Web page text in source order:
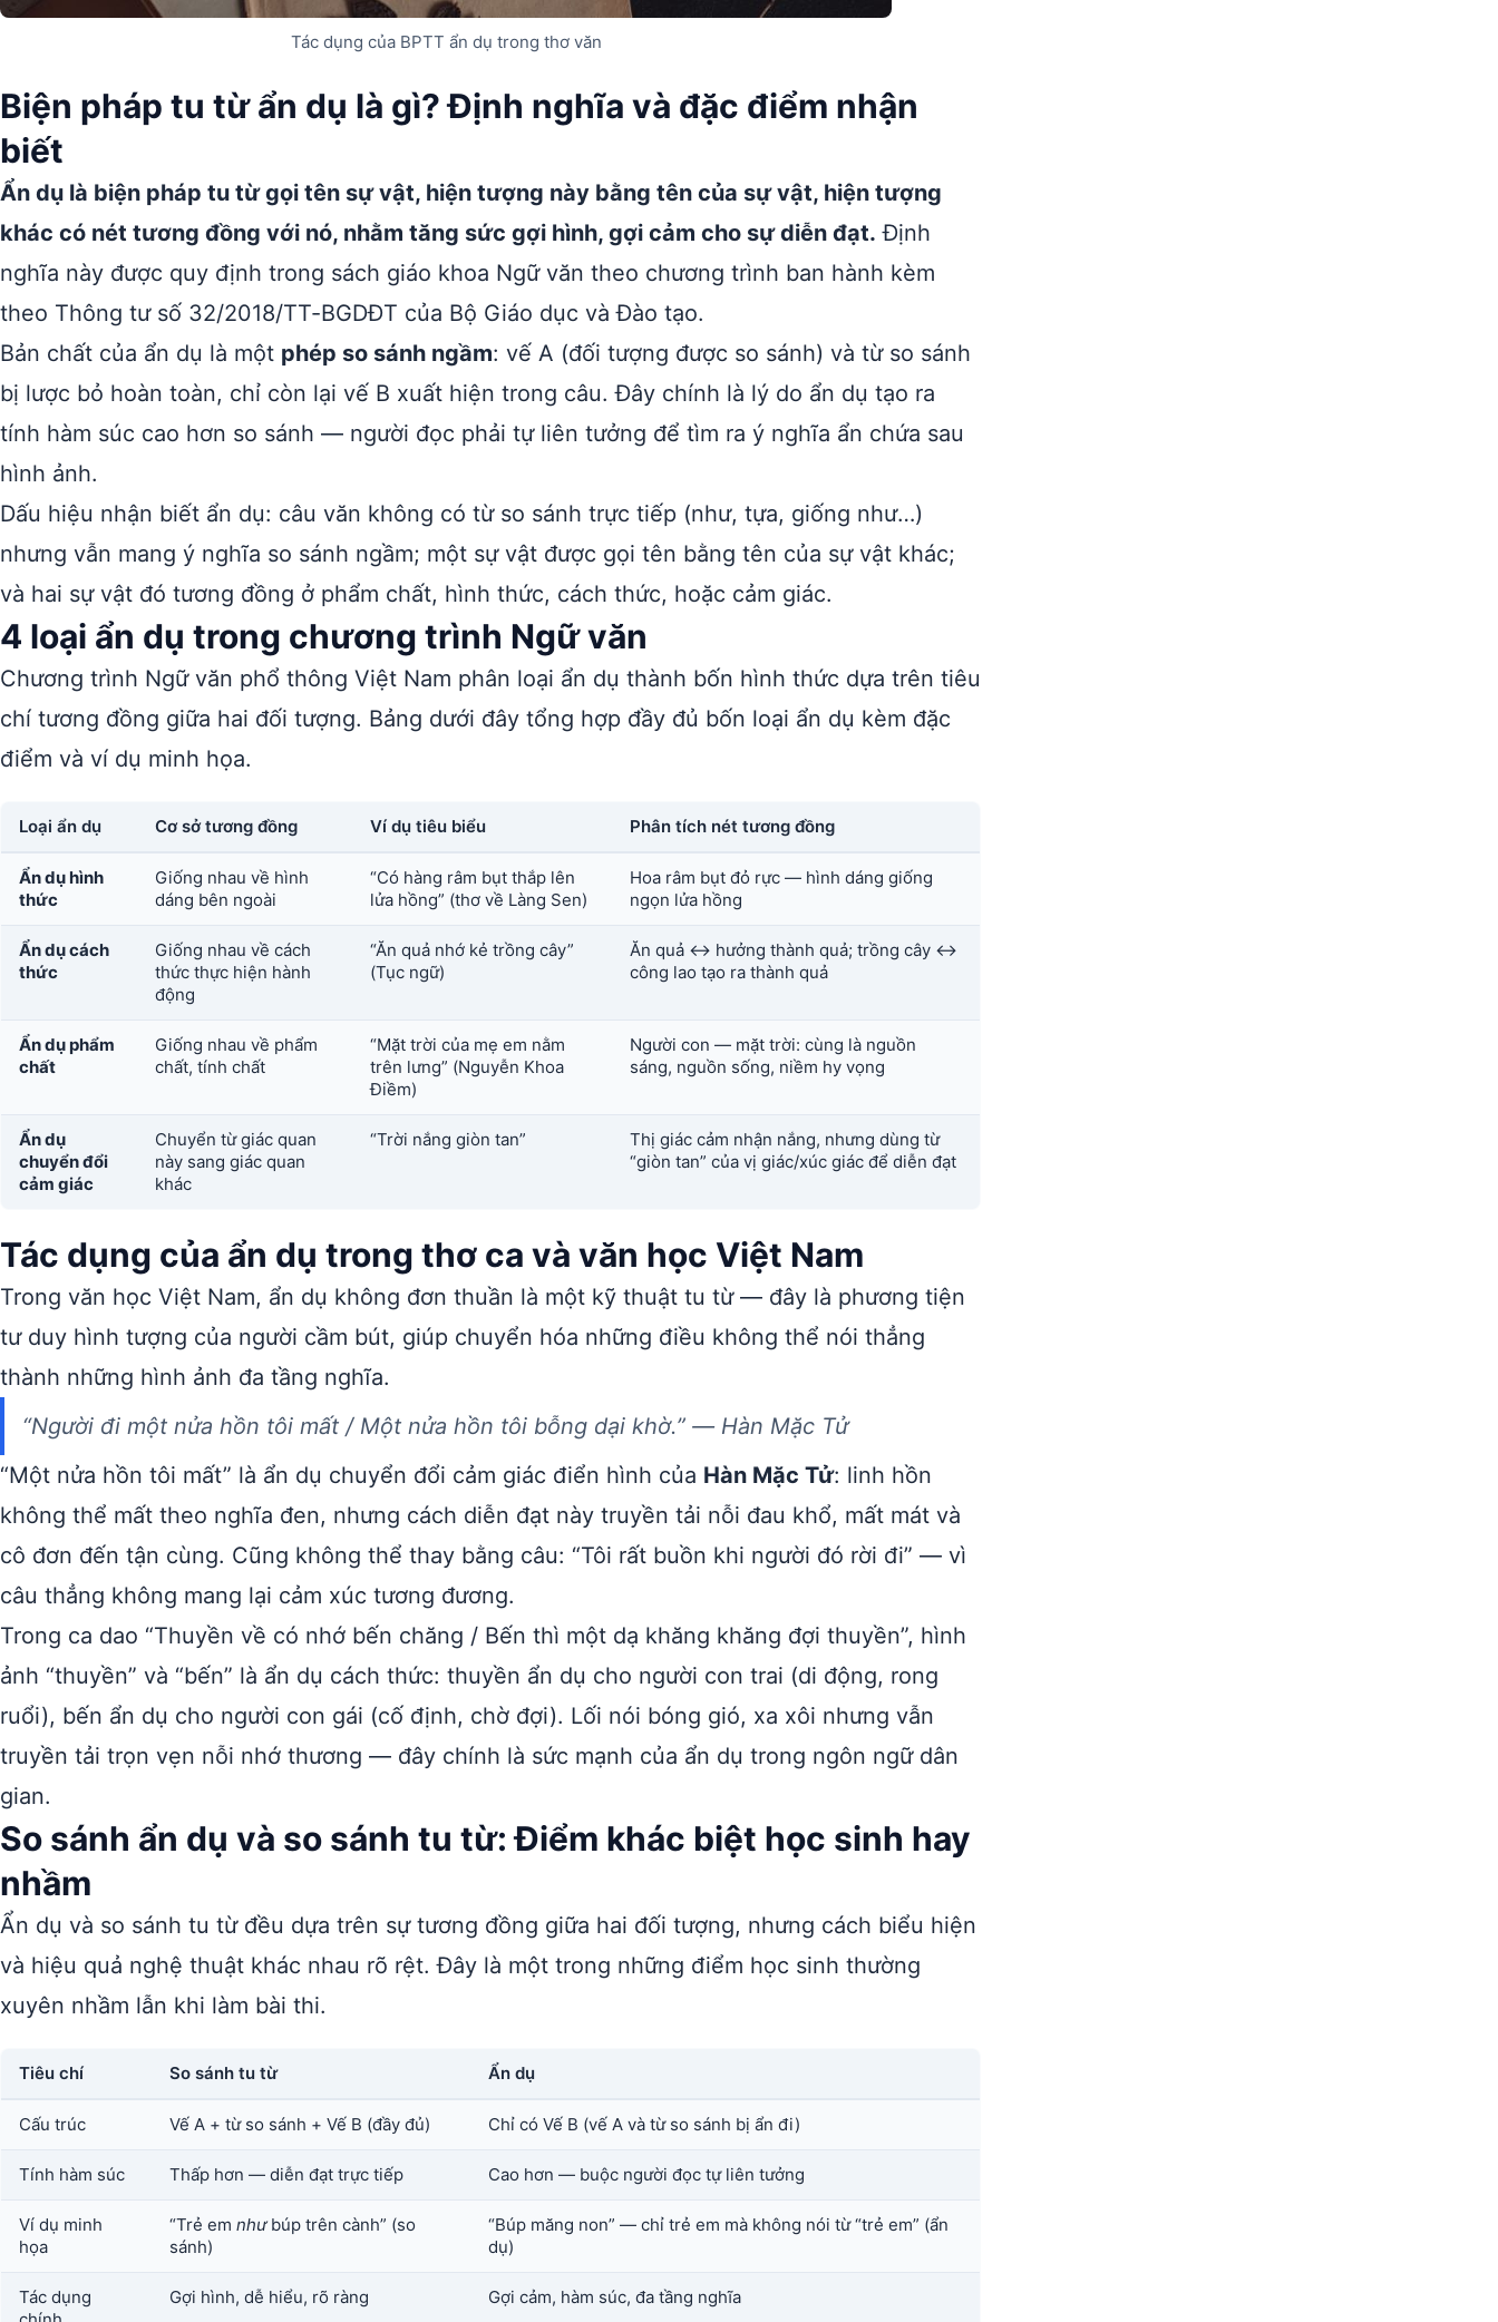
Tác dụng của BPTT ẩn dụ trong thơ văn
Biện pháp tu từ ẩn dụ là gì? Định nghĩa và đặc điểm nhận
biết
Ẩn dụ là biện pháp tu từ gọi tên sự vật, hiện tượng này bằng tên của sự vật, hiện tượng
khác có nét tương đồng với nó, nhằm tăng sức gợi hình, gợi cảm cho sự diễn đạt. Định
nghĩa này được quy định trong sách giáo khoa Ngữ văn theo chương trình ban hành kèm
theo Thông tư số 32/2018/TT-BGDĐT của Bộ Giáo dục và Đào tạo.
Bản chất của ẩn dụ là một phép so sánh ngầm: vế A (đối tượng được so sánh) và từ so sánh
bị lược bỏ hoàn toàn, chỉ còn lại vế B xuất hiện trong câu. Đây chính là lý do ẩn dụ tạo ra
tính hàm súc cao hơn so sánh — người đọc phải tự liên tưởng để tìm ra ý nghĩa ẩn chứa sau
hình ảnh.
Dấu hiệu nhận biết ẩn dụ: câu văn không có từ so sánh trực tiếp (như, tựa, giống như…)
nhưng vẫn mang ý nghĩa so sánh ngầm; một sự vật được gọi tên bằng tên của sự vật khác;
và hai sự vật đó tương đồng ở phẩm chất, hình thức, cách thức, hoặc cảm giác.
4 loại ẩn dụ trong chương trình Ngữ văn
Chương trình Ngữ văn phổ thông Việt Nam phân loại ẩn dụ thành bốn hình thức dựa trên tiêu
chí tương đồng giữa hai đối tượng. Bảng dưới đây tổng hợp đầy đủ bốn loại ẩn dụ kèm đặc
điểm và ví dụ minh họa.
Loại ẩn dụ Cơ sở tương đồng Ví dụ tiêu biểu Phân tích nét tương đồng
Ẩn dụ hình
thức
Giống nhau về hình
dáng bên ngoài
“Có hàng râm bụt thắp lên
lửa hồng” (thơ về Làng Sen)
Hoa râm bụt đỏ rực — hình dáng giống
ngọn lửa hồng
Ẩn dụ cách
thức
Giống nhau về cách
thức thực hiện hành
động
“Ăn quả nhớ kẻ trồng cây”
(Tục ngữ)
Ăn quả ↔ hưởng thành quả; trồng cây ↔
công lao tạo ra thành quả
Ẩn dụ phẩm
chất
Giống nhau về phẩm
chất, tính chất
“Mặt trời của mẹ em nằm
trên lưng” (Nguyễn Khoa
Điềm)
Người con — mặt trời: cùng là nguồn
sáng, nguồn sống, niềm hy vọng
Ẩn dụ
chuyển đổi
cảm giác
Chuyển từ giác quan
này sang giác quan
khác
“Trời nắng giòn tan”
Thị giác cảm nhận nắng, nhưng dùng từ
“giòn tan” của vị giác/xúc giác để diễn đạt
Tác dụng của ẩn dụ trong thơ ca và văn học Việt Nam
Trong văn học Việt Nam, ẩn dụ không đơn thuần là một kỹ thuật tu từ — đây là phương tiện
tư duy hình tượng của người cầm bút, giúp chuyển hóa những điều không thể nói thẳng
thành những hình ảnh đa tầng nghĩa.
“Người đi một nửa hồn tôi mất / Một nửa hồn tôi bỗng dại khờ.” — Hàn Mặc Tử
“Một nửa hồn tôi mất” là ẩn dụ chuyển đổi cảm giác điển hình của Hàn Mặc Tử: linh hồn
không thể mất theo nghĩa đen, nhưng cách diễn đạt này truyền tải nỗi đau khổ, mất mát và
cô đơn đến tận cùng. Cũng không thể thay bằng câu: “Tôi rất buồn khi người đó rời đi” — vì
câu thẳng không mang lại cảm xúc tương đương.
Trong ca dao “Thuyền về có nhớ bến chăng / Bến thì một dạ khăng khăng đợi thuyền”, hình
ảnh “thuyền” và “bến” là ẩn dụ cách thức: thuyền ẩn dụ cho người con trai (di động, rong
ruổi), bến ẩn dụ cho người con gái (cố định, chờ đợi). Lối nói bóng gió, xa xôi nhưng vẫn
truyền tải trọn vẹn nỗi nhớ thương — đây chính là sức mạnh của ẩn dụ trong ngôn ngữ dân
gian.
So sánh ẩn dụ và so sánh tu từ: Điểm khác biệt học sinh hay
nhầm
Ẩn dụ và so sánh tu từ đều dựa trên sự tương đồng giữa hai đối tượng, nhưng cách biểu hiện
và hiệu quả nghệ thuật khác nhau rõ rệt. Đây là một trong những điểm học sinh thường
xuyên nhầm lẫn khi làm bài thi.
Tiêu chí So sánh tu từ Ẩn dụ
Cấu trúc Vế A + từ so sánh + Vế B (đầy đủ) Chỉ có Vế B (vế A và từ so sánh bị ẩn đi)
Tính hàm súc Thấp hơn — diễn đạt trực tiếp Cao hơn — buộc người đọc tự liên tưởng
Ví dụ minh
họa
“Trẻ em nhưbúp trên cành” (so
sánh)
“Búp măng non” — chỉ trẻ em mà không nói từ “trẻ em” (ẩn
dụ)
Tác dụng
Gợi hình, dễ hiểu, rõ ràng Gợi cảm, hàm súc, đa tầng nghĩa